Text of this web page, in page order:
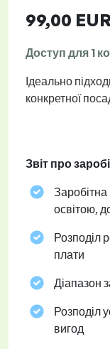
99,00
Доступ для 1
Ідеально
конкретної
Звіт про
освітою,
Розподіл
плати
Діапазон
Розподіл
вигод